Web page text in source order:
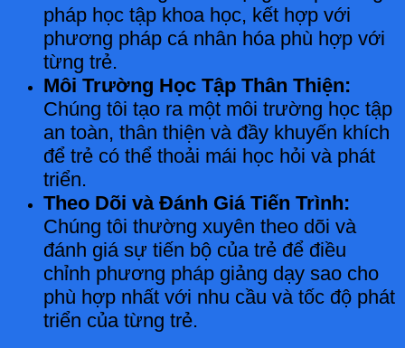
pháp học tập khoa học, kết hợp với
phương pháp cá nhân hóa phù hợp với
từng trẻ.
Môi Trường Học Tập Thân Thiện:
Chúng tôi tạo ra một môi trường học tập
an toàn, thân thiện và đầy khuyến khích
để trẻ có thể thoải mái học hỏi và phát
triển.
Theo Dõi và Đánh Giá Tiến Trình:
Chúng tôi thường xuyên theo dõi và
đánh giá sự tiến bộ của trẻ để điều
chỉnh phương pháp giảng dạy sao cho
phù hợp nhất với nhu cầu và tốc độ phát
triển của từng trẻ.